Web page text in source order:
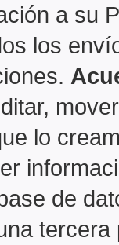
a su
los
lo
de